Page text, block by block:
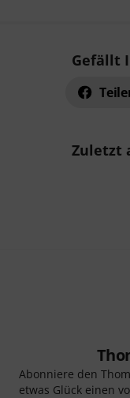
Gefällt
Zuletzt
Abonniere den
etwas Glück einen